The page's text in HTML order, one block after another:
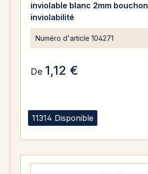
11314 Disponible
inviolable blanc 2mm bouchon
inviolabilité
Numéro d'article 104271
De 1,12 €